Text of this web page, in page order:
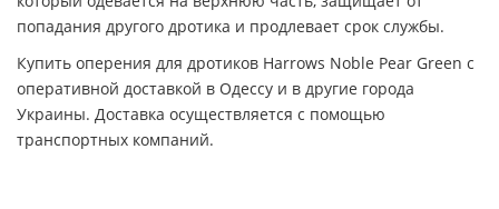
попадания другого дротика и продлевает срок службы.
Купить оперения для дротиков Harrows Noble Pear Green с
оперативной доставкой в Одессу и в другие города
Украины. Доставка осуществляется с помощью
транспортных компаний.